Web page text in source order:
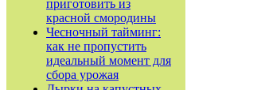
приготовить из
красной смородины
Чесночный тайминг:
как не пропустить
идеальный момент для
сбора урожая